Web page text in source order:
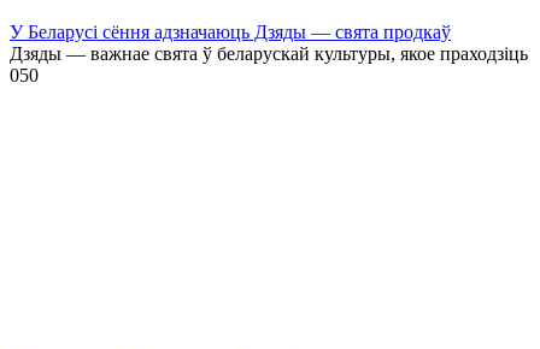
У Беларусі сёння адзначаюць Дзяды — свята продкаў
Дзяды — важнае свята ў беларускай культуры, якое праходзіць
050